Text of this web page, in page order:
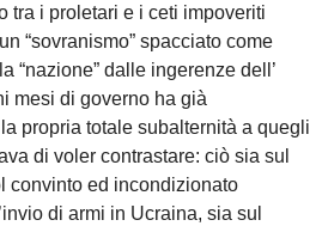
tra i proletari e i ceti impoveriti
“sovranismo” spacciato come
“nazione” dalle ingerenze dell’
mesi di governo ha già
propria totale subalternità a quegli
di voler contrastare: ciò sia sul
convinto ed incondizionato
di armi in Ucraina, sia sul